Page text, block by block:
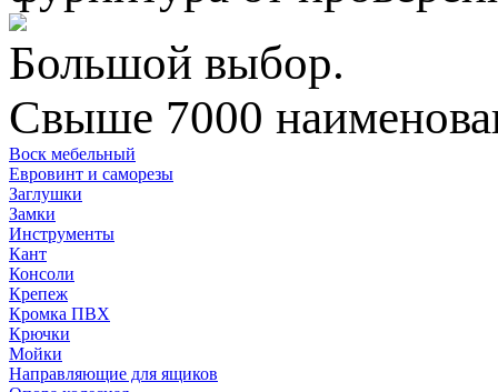
Большой выбор.
Свыше 7000
Воск мебельный
Евровинт и саморезы
Заглушки
Замки
Инструменты
Кант
Консоли
Крепеж
Кромка ПВХ
Крючки
Мойки
Направляющие для ящиков